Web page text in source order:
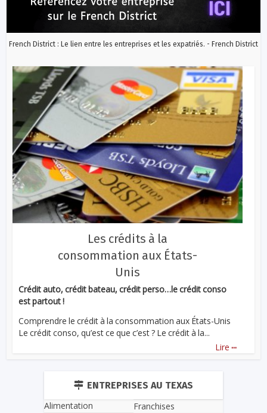
French District : Le lien entre les entreprises et les expatriés. - French District
Les crédits à la
consommation aux États-
Unis
Crédit auto, crédit bateau, crédit perso…le crédit conso
est partout !
Comprendre le crédit à la consommation aux États-Unis
Le crédit conso, qu’est ce que c’est ? Le crédit à la...
Lire ...
ENTREPRISES AU TEXAS
Alimentation
Franchises